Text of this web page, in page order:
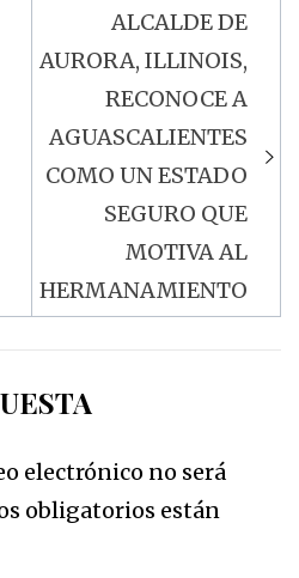
ALCALDE DE
AURORA, ILLINOIS,
RECONOCE A
AGUASCALIENTES
COMO UN ESTADO
SEGURO QUE
MOTIVA AL
HERMANAMIENTO
electrónico no será
obligatorios están